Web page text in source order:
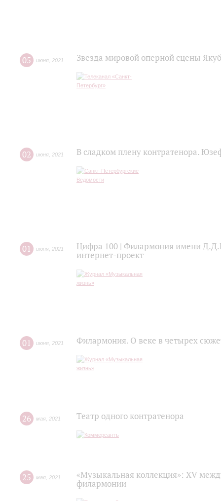
05 июня 2021 Звезда мировой оперной сцены
02 июня 2021 В сладком плену контратенора.
01 июня 2021
Цифра 100 | Филармония имени
интернет-проект
01 июня 2021 Филармония. О веке в четырех
26 мая 2021 Театр одного контратенора
25 мая 2021
«Музыкальная коллекция»: XV
филармонии